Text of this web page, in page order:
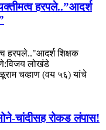
हरपले..”आदर्श
हरपले.."आदर्श शिक्षक
लोखंडे
चव्हाण (वय ५६) यांचे
चांदीसह रोकड लंपास!